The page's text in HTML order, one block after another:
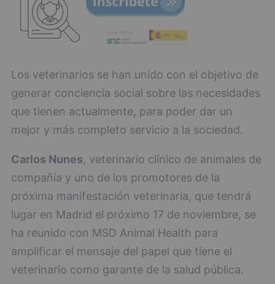
Los veterinarios se han unido con el objetivo de
generar conciencia social sobre las necesidades
que tienen actualmente, para poder dar un
mejor y más completo servicio a la sociedad.
Carlos Nunes, veterinario clínico de animales de
compañía y uno de los promotores de la
próxima manifestación veterinaria, que tendrá
lugar en Madrid el próximo 17 de noviembre, se
ha reunido con MSD Animal Health para
amplificar el mensaje del papel que tiene el
veterinario como garante de la salud pública.